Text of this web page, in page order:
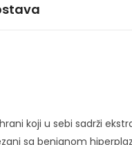
koji u sebi sadrži
sa benignom